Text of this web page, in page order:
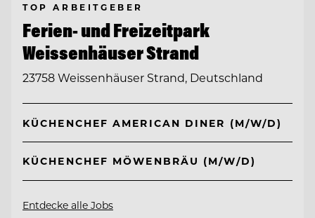
TOP ARBEITGEBER
Ferien- und Freizeitpark
Weissenhäuser Strand
23758 Weissenhäuser Strand, Deutschland
KÜCHENCHEF AMERICAN DINER (M/W/D)
KÜCHENCHEF MÖWENBRÄU (M/W/D)
Entdecke alle Jobs